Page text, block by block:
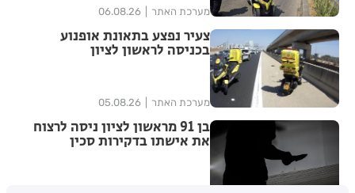
מערכת האתר 06.08.26
צעיר נפצע בתאונת אופנוע
בכניסה לראשון לציון
מערכת האתר 05.08.26
בן 91 מראשון לציון ניסה לרצוח
את אישתו בדקירות סכין